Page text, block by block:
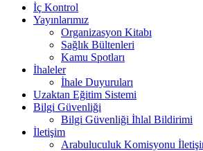
İç Kontrol
Yayınlarımız
Organizasyon Kitabı
Sağlık Bültenleri
Kamu Spotları
İhaleler
İhale Duyuruları
Uzaktan Eğitim Sistemi
Bilgi Güvenliği
Bilgi Güvenliği İhlal Bildirimi
İletişim
Arabuluculuk Komisyonu